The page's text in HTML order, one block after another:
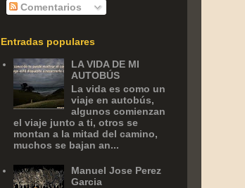
Comentarios
Entradas populares
LA VIDA DE MI
AUTOBÚS
La vida es como un
viaje en autobús,
algunos comienzan
el viaje junto a ti, otros se
montan a la mitad del camino,
muchos se bajan an...
Manuel Jose Perez
Garcia